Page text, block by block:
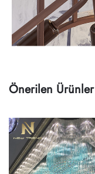
Önerilen Ürünler